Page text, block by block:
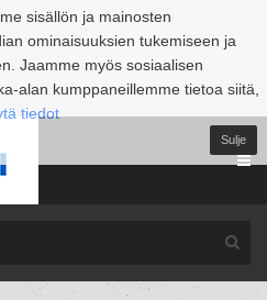
sisällön ja mainosten
ominaisuuksien tukemiseen ja
Jaamme myös sosiaalisen
alan kumppaneillemme tietoa siitä,
tiedot
Sulje